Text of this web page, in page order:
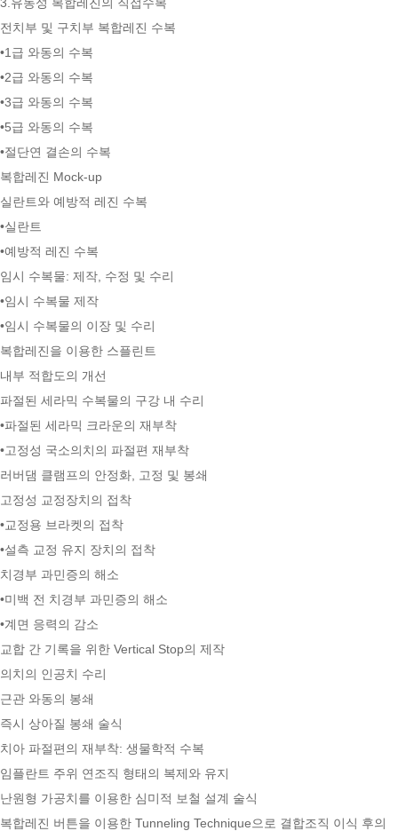
전치부 및 구치부 복합레진 수복
•1급 와동의 수복
•2급 와동의 수복
•3급 와동의 수복
•5급 와동의 수복
•절단연 결손의 수복
복합레진 Mock-up
실란트와 예방적 레진 수복
•실란트
•예방적 레진 수복
임시 수복물: 제작, 수정 및 수리
•임시 수복물 제작
•임시 수복물의 이장 및 수리
복합레진을 이용한 스플린트
내부 적합도의 개선
파절된 세라믹 수복물의 구강 내 수리
•파절된 세라믹 크라운의 재부착
•고정성 국소의치의 파절편 재부착
러버댐 클램프의 안정화, 고정 및 봉쇄
고정성 교정장치의 접착
•교정용 브라켓의 접착
•설측 교정 유지 장치의 접착
치경부 과민증의 해소
•미백 전 치경부 과민증의 해소
•계면 응력의 감소
교합 간 기록을 위한 Vertical Stop의 제작
의치의 인공치 수리
근관 와동의 봉쇄
즉시 상아질 봉쇄 술식
치아 파절편의 재부착: 생물학적 수복
임플란트 주위 연조직 형태의 복제와 유지
난원형 가공치를 이용한 심미적 보철 설계 술식
복합레진 버튼을 이용한 Tunneling Technique으로 결합조직 이식 후의